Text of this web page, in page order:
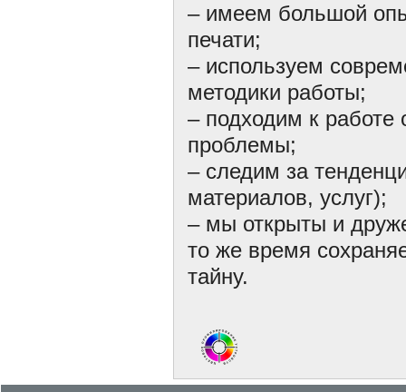
– имеем большой
печати;
– используем
методики работы;
– подходим к работе
проблемы;
– следим за
материалов, услуг);
– мы открыты и
то же время
тайну.